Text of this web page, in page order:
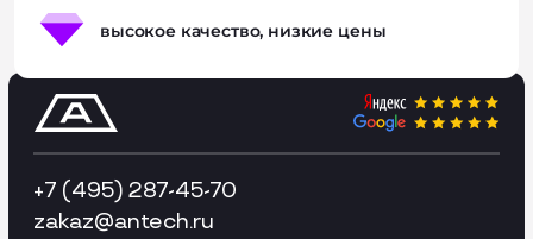
высокое качество, низкие цены
+7 (495) 287-45-70
zakaz@antech.ru